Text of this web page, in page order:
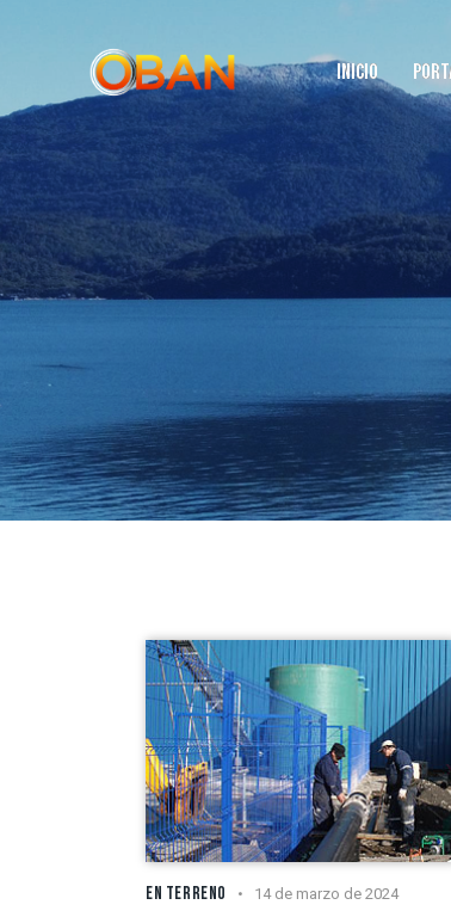
INICIO
EN TERRENO 14 de marzo de 2024